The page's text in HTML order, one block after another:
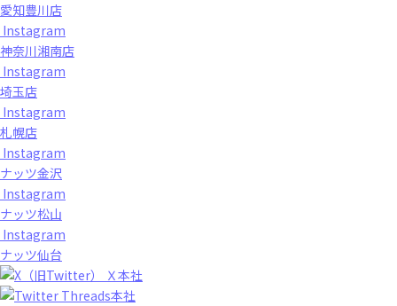
愛知豊川店
Instagram
神奈川湘南店
Instagram
埼玉店
Instagram
札幌店
Instagram
ナッツ金沢
Instagram
ナッツ松山
Instagram
ナッツ仙台
Ｘ本社
Threads本社